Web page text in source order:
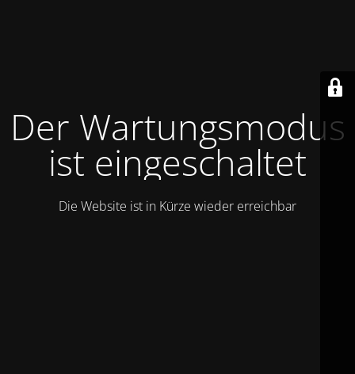
Der Wartungsmodus
ist eingeschaltet
Die Website ist in Kürze wieder erreichbar